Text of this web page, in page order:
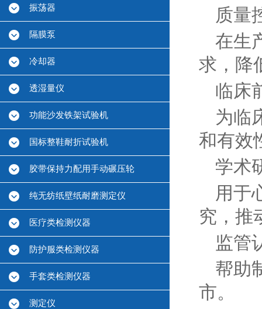
振荡器
隔膜泵
冷却器
透湿量仪
功能沙发铁架试验机
国标整鞋耐折试验机
胶带保持力配用手动碾压轮
纯无纺纸壁纸耐磨测定仪
医疗类检测仪器
防护服类检测仪器
手套类检测仪器
测定仪
质量
在生
求，降
临床
为临
和有效
学术
用于
究，推
监管
帮助
市。